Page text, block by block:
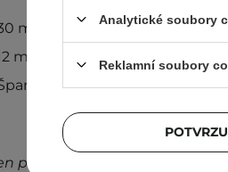
ml
měsíců od otevření
pouze pro vnější použití.
Analytické soubory
Reklamní soubory